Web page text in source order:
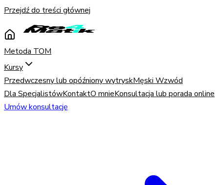
Przejdź do treści głównej
Metoda TOM
Kursy
Przedwczesny lub opóźniony wytryskMęski Wzwód
Dla SpecjalistówKontaktO mnieKonsultacja lub porada online
Umów konsultację